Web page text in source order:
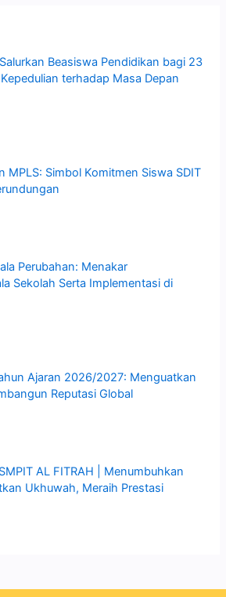
Beasiswa Pendidikan bagi 23
terhadap Masa Depan
MPLS: Simbol Komitmen Siswa SDIT
Perubahan: Menakar
Sekolah Serta Implementasi di
Ajaran 2026/2027: Menguatkan
Reputasi Global
AL FITRAH | Menumbuhkan
Ukhuwah, Meraih Prestasi